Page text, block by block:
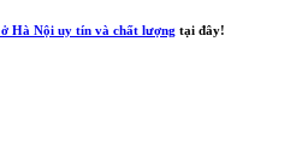
Hà Nội uy tín và chất lượng tại đây!